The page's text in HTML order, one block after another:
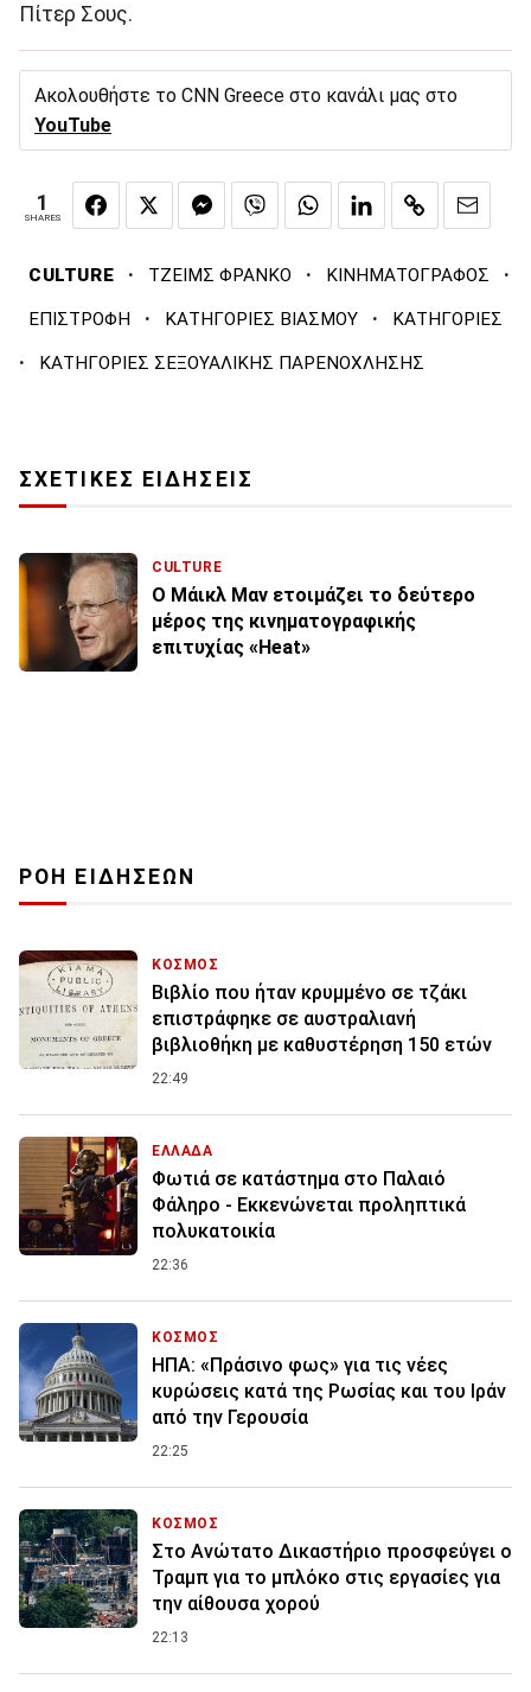
Πίτερ Σους.
Ακολουθήστε το CNN Greece στο κανάλι μας στο
YouTube
1
SHARES
CULTURE · ΤΖΕΙΜΣ ΦΡΑΝΚΟ · ΚΙΝΗΜΑΤΟΓΡΑΦΟΣ ·
ΕΠΙΣΤΡΟΦΗ · ΚΑΤΗΓΟΡΙΕΣ ΒΙΑΣΜΟΥ · ΚΑΤΗΓΟΡΙΕΣ
· ΚΑΤΗΓΟΡΙΕΣ ΣΕΞΟΥΑΛΙΚΗΣ ΠΑΡΕΝΟΧΛΗΣΗΣ
ΣΧΕΤΙΚΕΣ ΕΙΔΗΣΕΙΣ
CULTURE
Ο Μάικλ Μαν ετοιμάζει το δεύτερο
μέρος της κινηματογραφικής
επιτυχίας «Heat»
ΡΟΗ ΕΙΔΗΣΕΩΝ
ΚΟΣΜΟΣ
Βιβλίο που ήταν κρυμμένο σε τζάκι
επιστράφηκε σε αυστραλιανή
βιβλιοθήκη με καθυστέρηση 150 ετών
22:49
ΕΛΛΑΔΑ
Φωτιά σε κατάστημα στο Παλαιό
Φάληρο - Εκκενώνεται προληπτικά
πολυκατοικία
22:36
ΚΟΣΜΟΣ
ΗΠΑ: «Πράσινο φως» για τις νέες
κυρώσεις κατά της Ρωσίας και του Ιράν
από την Γερουσία
22:25
ΚΟΣΜΟΣ
Στο Ανώτατο Δικαστήριο προσφεύγει ο
Τραμπ για το μπλόκο στις εργασίες για
την αίθουσα χορού
22:13